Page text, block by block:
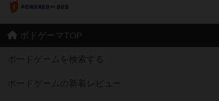
ボドゲーマTOP
ボードゲームを検索する
ボードゲームの新着レビュー